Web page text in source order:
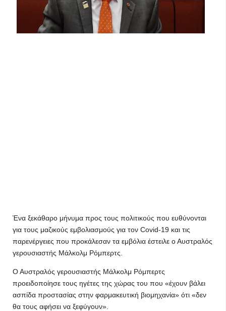
Ένα ξεκάθαρο μήνυμα προς τους πολιτικούς που ευθύνονται
για τους μαζικούς εμβολιασμούς για τον Covid-19 και τις
παρενέργειες που προκάλεσαν τα εμβόλια έστειλε ο Αυστραλός
γερουσιαστής Μάλκολμ Ρόμπερτς.
Ο Αυστραλός γερουσιαστής Μάλκολμ Ρόμπερτς
προειδοποίησε τους ηγέτες της χώρας του που «έχουν βάλει
ασπίδα προστασίας στην φαρμακευτική βιομηχανία» ότι «δεν
θα τους αφήσει να ξεφύγουν».